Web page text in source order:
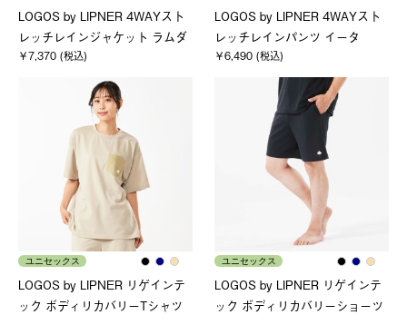
LOGOS by LIPNER 4WAYスト
レッチレインジャケット ラムダ
￥7,370 (税込)
LOGOS by LIPNER 4WAYスト
レッチレインパンツ イータ
￥6,490 (税込)
ユニセックス
LOGOS by LIPNER リゲインテ
ック ボディリカバリーTシャツ
ユニセックス
LOGOS by LIPNER リゲインテ
ック ボディリカバリーショーツ